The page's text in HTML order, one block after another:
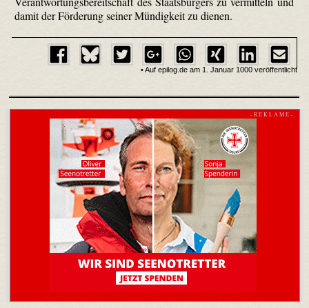
damit der Förderung seiner Mündigkeit zu dienen.
• Auf epilog.de am 1. Januar 1000 veröffentlicht
- R E K L A M E -